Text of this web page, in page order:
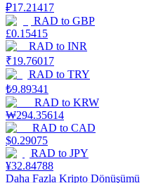
Staking
Yüksek getiri ve anında erişim
₽17.21417
RAD to GBP
£0.15415
RAD to INR
₹19.76017
RAD to TRY
₺9.89341
RAD to KRW
₩294.35614
RAD to CAD
$0.29075
RAD to JPY
¥32.84788
Daha Fazla Kripto Dönüşümü